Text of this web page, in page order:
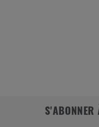
S'ABONNER